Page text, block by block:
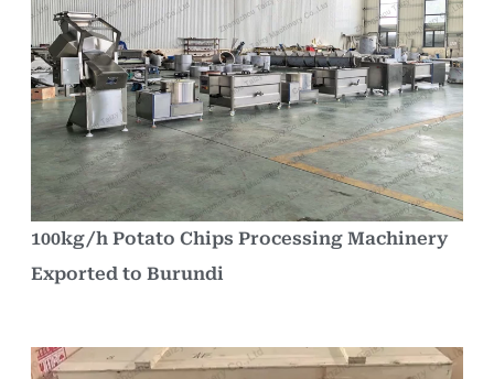
100kg/h Potato Chips Processing Machinery
Exported to Burundi